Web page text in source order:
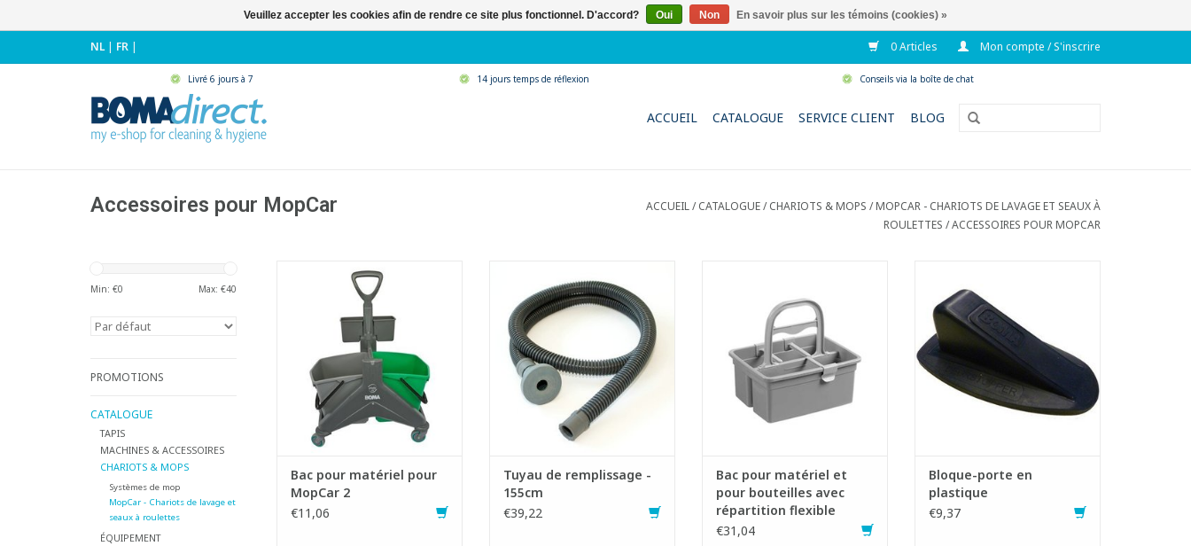
NL| FR | 0 Articles Mon compte / S'inscrire
Livré 6 jours à 7 14 jours temps de réflexion Conseils via la boîte de chat
ACCUEIL CATALOGUE SERVICE CLIENT BLOG
Accessoires pour MopCar ACCUEIL/CATALOGUE/CHARIOTS & MOPS /MOPCAR - CHARIOTS DE LAVAGE ET SEAUX À
ROULETTES /ACCESSOIRES POUR MOPCAR
Min: €0 Max: €40
PROMOTIONS
CATALOGUE
TAPIS
MACHINES & ACCESSOIRES
CHARIOTS & MOPS
Systèmes de mop
MopCar - Chariots de lavage et
seaux à roulettes
ÉQUIPEMENT
Bac à outils pratique pour
MopCar 2
- A fixer sans outils
AJOUTER AU PANIER
Bac pour matériel pour
MopCar 2
€11,06
multifonctionnel.
- Idéal pour remplir des seaux.
- S'adapte sur tous les robinets
L : 1,55 m
Ø : 25 mm
AJOUTER AU PANIER
Tuyau de remplissage -
155cm
€39,22
- Avec répartition flexible.
AJOUTER AU PANIER
Bac pour matériel et
pour bouteilles avec
répartition flexible
€31,04
- Idéal pour bloquer des portes.
- Se place facilement sous la
porte.
- Convient pour tous les types de
sols.
AJOUTER AU PANIER
Bloque-porte en
plastique
€9,37
Veuillez accepter les cookies afin de rendre ce site plus fonctionnel. D'accord? Oui Non En savoir plus sur les témoins (cookies) »